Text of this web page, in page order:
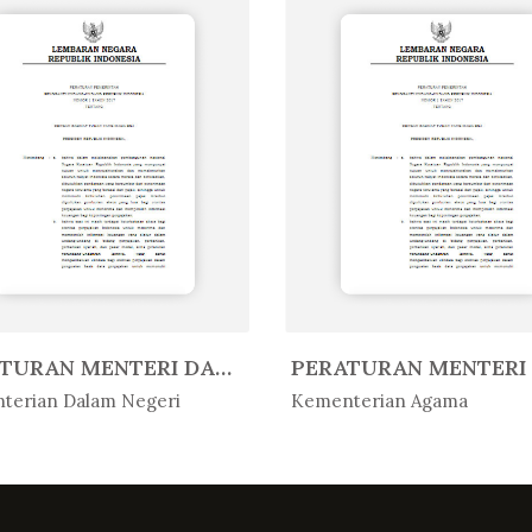
PERATURAN MENTERI DALAM NEGERI R...
Dalam Negeri Kementerian Agama
In Peratur...